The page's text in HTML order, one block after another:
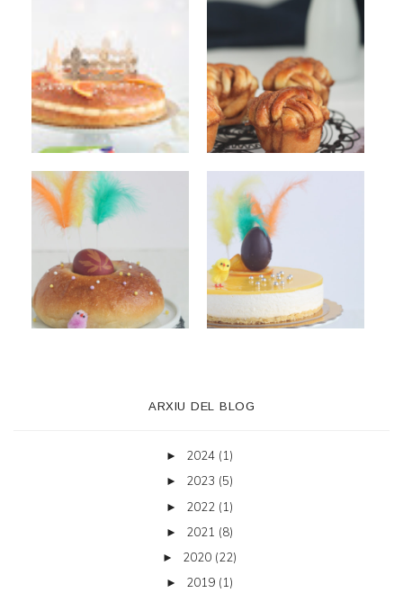
ARXIU DEL BLOG
► 2024 (1)
► 2023 (5)
► 2022 (1)
► 2021 (8)
► 2020 (22)
► 2019 (1)